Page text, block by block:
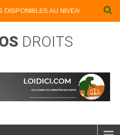
AU NIVEAU DU MENU
DROITS